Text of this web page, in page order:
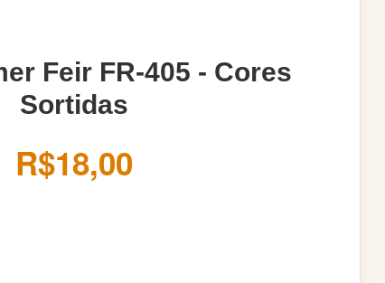
Feir FR-405 - Cores
Sortidas
R$18,00